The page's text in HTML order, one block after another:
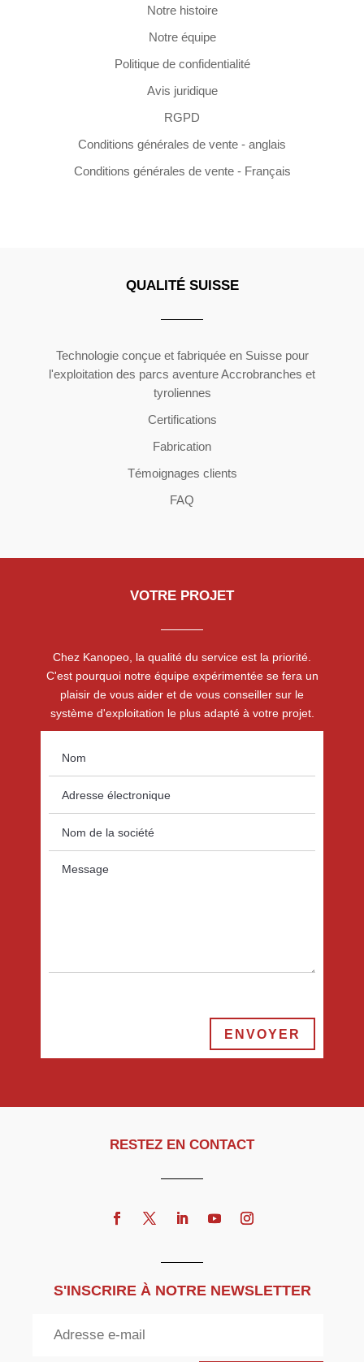
Notre histoire
Notre équipe
Politique de confidentialité
Avis juridique
RGPD
Conditions générales de vente - anglais
Conditions générales de vente - Français
QUALITÉ SUISSE
Technologie conçue et fabriquée en Suisse pour
l'exploitation des parcs aventure Accrobranches et
tyroliennes
Certifications
Fabrication
Témoignages clients
FAQ
VOTRE PROJET
Chez Kanopeo, la qualité du service est la priorité.
C'est pourquoi notre équipe expérimentée se fera un
plaisir de vous aider et de vous conseiller sur le
système d'exploitation le plus adapté à votre projet.
ENVOYER
RESTEZ EN CONTACT
S'INSCRIRE À NOTRE NEWSLETTER